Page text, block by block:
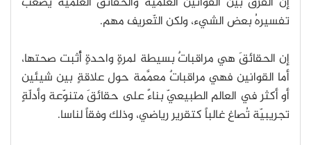
تفسيرهُ بعض الشيء، ولكن التّعريف مهم.
إن الحقائقَ هي مراقباتٌ بسيطة لمرةٍ واحدةٍ أُثبت صحتها،
أما القوانين فهي مراقباتٌ معمَّمة حول علاقةٍ بين شيئين
أو أكثر في العالم الطبيعيّ بناءً على حقائقَ متنوّعة وأدلّةٍ
تجريبيّة تُصاغ غالباً كتقرير رياضي، وذلك وفقاً لناسا.